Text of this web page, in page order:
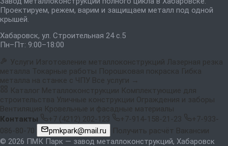
Проектируем, режем, варим и защищаем металл под одной
крышей.
Хабаровск, ул. Строительная 24 с.5
Пн–Пт: 9:00–18:00
Услуги Изготовление металлоконструкций Лазерная резка
металла Токарные работы Порошковая покраска Гибка
металла на станке с ЧПУ Все услуги →
Каталог Металлоконструкции Комплектующие для
строительства Уличные конструкции Ограждения и заборы
Вентиляция Кровельные и фасадные материалы
Контакты
+7 (4212) 202-123 +7-914-158-21-23
+7-933-
086-80-70
pmkpark@mail.ru Получить расчёт Вакансии
© 2026 ПМК Парк — завод металлоконструкций, Хабаровск